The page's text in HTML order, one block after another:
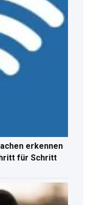
erkennen
für Schritt